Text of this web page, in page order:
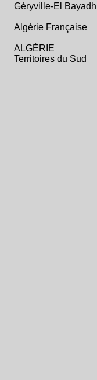
Géryville-El Bayadh
Algérie Française
ALGÉRIE
Territoires du Sud